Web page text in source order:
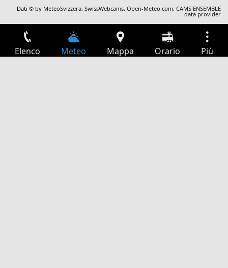
Dati © by MeteoSvizzera,SwissWebcams,Open-Meteo.com,CAMS ENSEMBLE
data provider
Elenco Meteo Mappa Orario Più